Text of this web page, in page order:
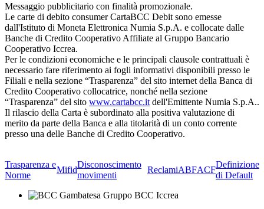
Messaggio pubblicitario con finalità promozionale.
Le carte di debito consumer CartaBCC Debit sono emesse
dall'Istituto di Moneta Elettronica Numia S.p.A. e collocate dalle
Banche di Credito Cooperativo Affiliate al Gruppo Bancario
Cooperativo Iccrea.
Per le condizioni economiche e le principali clausole contrattuali è
necessario fare riferimento ai fogli informativi disponibili presso le
Filiali e nella sezione “Trasparenza” del sito internet della Banca di
Credito Cooperativo collocatrice, nonché nella sezione
“Trasparenza” del sito www.cartabcc.it dell'Emittente Numia S.p.A..
Il rilascio della Carta è subordinato alla positiva valutazione di
merito da parte della Banca e alla titolarità di un conto corrente
presso una delle Banche di Credito Cooperativo.
Trasparenza e
Norme
Mifid
Disconoscimento
movimenti
ReclamiABFACF
Definizione
di Default